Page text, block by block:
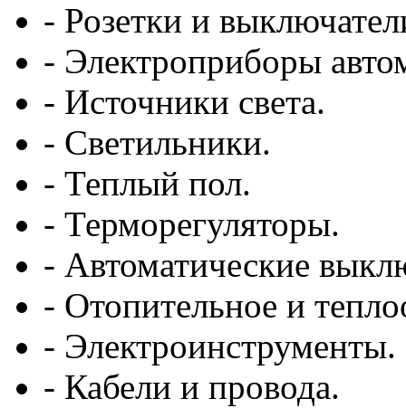
- Розетки и
- Электроприборы
- Источники света.
- Светильники.
- Теплый пол.
- Терморегуляторы.
- Автоматические
- Отопительное и
- Электроинструменты.
- Кабели и провода.